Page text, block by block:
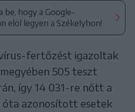
hogy a Google-
elöl legyen a Székelyhon!
fertőzést igazoltak
505 teszt
így 14 031-re nőtt a
óta azonosított esetek